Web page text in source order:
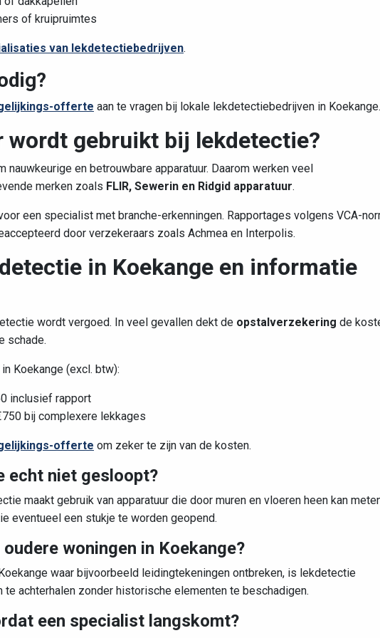
of kruipruimtes
van lekdetectiebedrijven.
offerte aan te vragen bij lokale lekdetectiebedrijven in Koekange.
wordt gebruikt bij lekdetectie?
en betrouwbare apparatuur. Daarom werken veel
merken zoals FLIR, Sewerin en Ridgid apparatuur.
een specialist met branche-erkenningen. Rapportages volgens VCA-
door verzekeraars zoals Achmea en Interpolis.
in Koekange en informatie
wordt vergoed. In veel gevallen dekt de opstalverzekering de
schade.
Koekange (excl. btw):
inclusief rapport
bij complexere lekkages
offerte om zeker te zijn van de kosten.
echt niet gesloopt?
maakt gebruik van apparatuur die door muren en vloeren heen kan
eventueel een stukje te worden geopend.
woningen in Koekange?
waar bijvoorbeeld leidingtekeningen ontbreken, is lekdetectie
achterhalen zonder historische elementen te beschadigen.
een specialist langskomt?